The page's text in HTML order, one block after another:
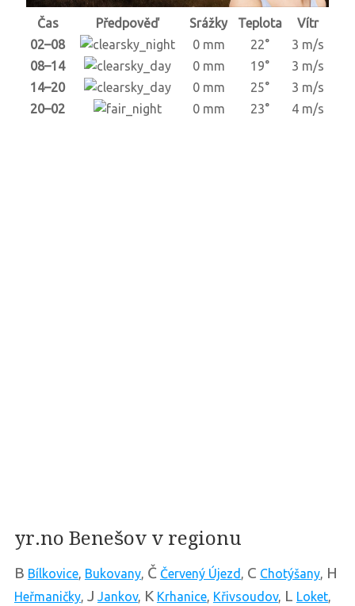
Čas Předpověď Srážky Teplota
Vítr
02–08
0 mm 22°
3 m/s
08–14
0 mm 19°
3 m/s
14–20
0 mm 25°
3 m/s
20–02
0 mm 23° 4 m/s
yr.no Benešov v regionu
B Bílkovice, Bukovany, Č Červený Újezd , C Chotýšany, H
Heřmaničky, J Jankov, K Krhanice, Křivsoudov, L Loket,